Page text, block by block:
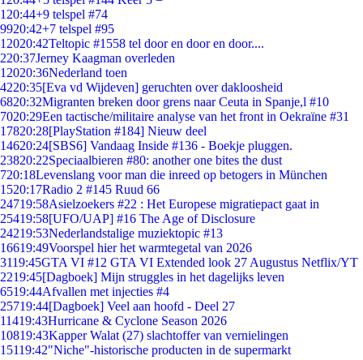
1 20:44+9 telspel #74
9920:42+7 telspel #95
12020:42Teltopic #1558 tel door en door en door....
220:37Jerney Kaagman overleden
12020:36Nederland toen
4220:35[Eva vd Wijdeven] geruchten over dakloosheid
6820:32Migranten breken door grens naar Ceuta in Spanje,l #10
7020:29Een tactische/militaire analyse van het front in Oekraïne #31
17820:28[PlayStation #184] Nieuw deel
14620:24[SBS6] Vandaag Inside #136 - Boekje pluggen.
23820:22Speciaalbieren #80: another one bites the dust
720:18Levenslang voor man die inreed op betogers in München
1520:17Radio 2 #145 Ruud 66
24719:58Asielzoekers #22 : Het Europese migratiepact gaat in
25419:58[UFO/UAP] #16 The Age of Disclosure
24219:53Nederlandstalige muziektopic #13
16619:49Voorspel hier het warmtegetal van 2026
3119:45GTA VI #12 GTA VI Extended look 27 Augustus Netflix/YT
2219:45[Dagboek] Mijn struggles in het dagelijks leven
6519:44Afvallen met injecties #4
25719:44[Dagboek] Veel aan hoofd - Deel 27
11419:43Hurricane & Cyclone Season 2026
10819:43Kapper Walat (27) slachtoffer van vernielingen
15119:42"Niche"-historische producten in de supermarkt